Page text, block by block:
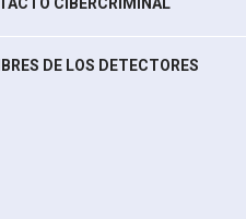
DE LOS DETECTORES